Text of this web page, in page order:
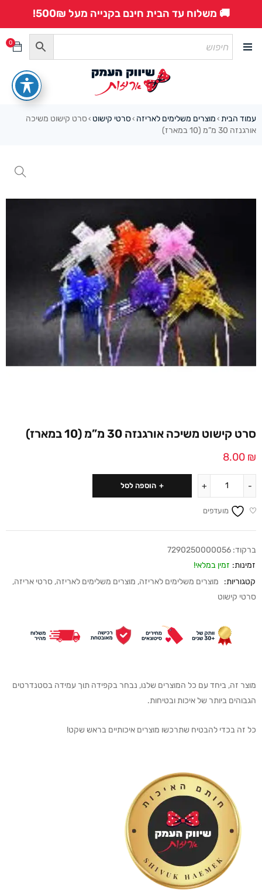
🚚 משלוח עד הבית חינם בקנייה מעל 500₪!
0
עמוד הבית › מוצרים משלימים לאריזה ›סרטי קישוט › סרט קישוט משיכה
אורגנזה 30 מ”מ (10 במארז)
סרט קישוט משיכה אורגנזה 30 מ”מ (10 במארז)
8.00 ₪
הוספה לסל
מועדפים
ברקוד: 7290250000056
זמינות: זמין במלאי!
קטגוריות:
מוצרים משלימים לאריזה, מוצרים משלימים לאריזה, סרטי אריזה,
סרטי קישוט
מוצר זה, ביחד עם כל המוצרים שלנו, נבחר בקפידה תוך עמידה בסטנדרטים
הגבוהים ביותר של איכות ובטיחות.
כל זה בכדי להבטיח שתרכשו מוצרים איכותיים בראש שקט!